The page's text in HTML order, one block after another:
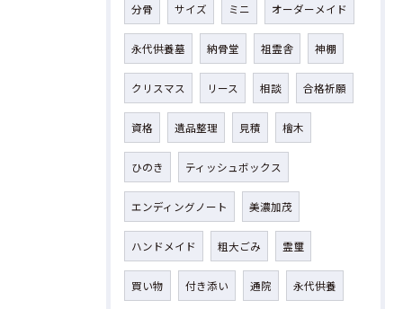
分骨 サイズ ミニ オーダーメイド
永代供養墓 納骨堂 祖霊舎 神棚
クリスマス リース 相談 合格祈願
資格 遺品整理 見積 檜木
ひのき ティッシュボックス
エンディングノート 美濃加茂
ハンドメイド 粗大ごみ 霊璽
買い物 付き添い 通院 永代供養